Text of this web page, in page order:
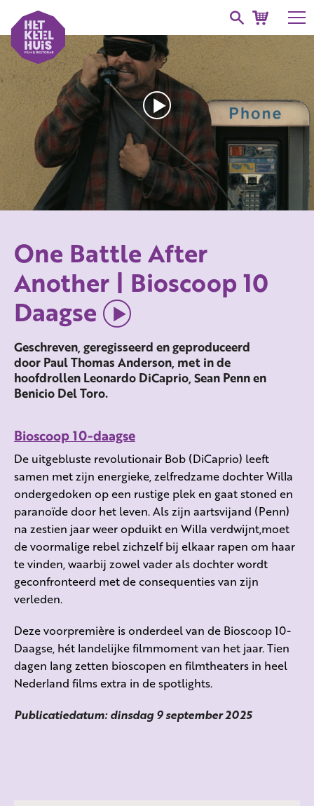
One Battle After
Another | Bioscoop 10
Daagse
Geschreven, geregisseerd en geproduceerd
door Paul Thomas Anderson, met in de
hoofdrollen Leonardo DiCaprio, Sean Penn en
Benicio Del Toro.
Bioscoop 10-daagse
De uitgebluste revolutionair Bob (DiCaprio) leeft
samen met zijn energieke, zelfredzame dochter Willa
ondergedoken op een rustige plek en gaat stoned en
paranoïde door het leven. Als zijn aartsvijand (Penn)
na zestien jaar weer opduikt en Willa verdwijnt,moet
de voormalige rebel zichzelf bij elkaar rapen om haar
te vinden, waarbij zowel vader als dochter wordt
geconfronteerd met de consequenties van zijn
verleden.
Deze voorpremière is onderdeel van de Bioscoop 10-
Daagse, hét landelijke filmmoment van het jaar. Tien
dagen lang zetten bioscopen en filmtheaters in heel
Nederland films extra in de spotlights.
Publicatiedatum: dinsdag 9 september 2025